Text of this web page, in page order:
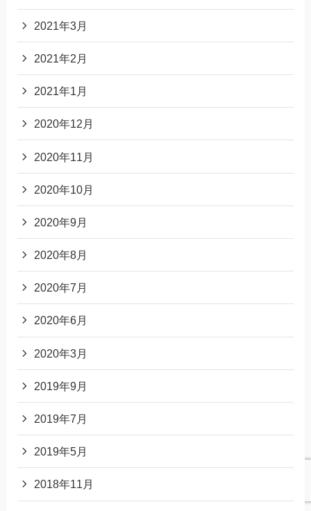
2021年3月
2021年2月
2021年1月
2020年12月
2020年11月
2020年10月
2020年9月
2020年8月
2020年7月
2020年6月
2020年3月
2019年9月
2019年7月
2019年5月
2018年11月